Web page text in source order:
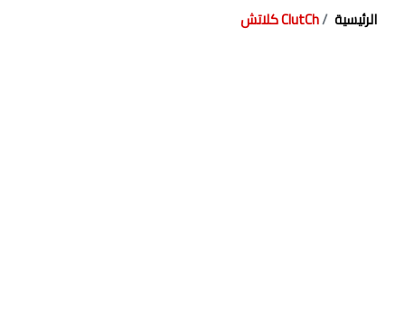
الرئيسية ClutCh كلاتش